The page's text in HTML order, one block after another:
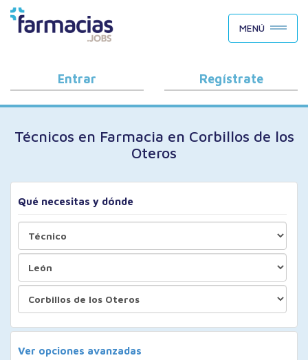
BUSCAR CANDIDATOS
OFERTAS DE EMPLEO
COMO FUNCIONA
PORQUÉ FARMACIAS.JOBS
BLOG
MENÚ
Entrar Regístrate
Técnicos en Farmacia en Corbillos de los
Oteros
Qué necesitas y dónde
Ver opciones avanzadas